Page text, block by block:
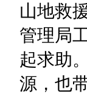
山地救
管理局
起求助
源，也